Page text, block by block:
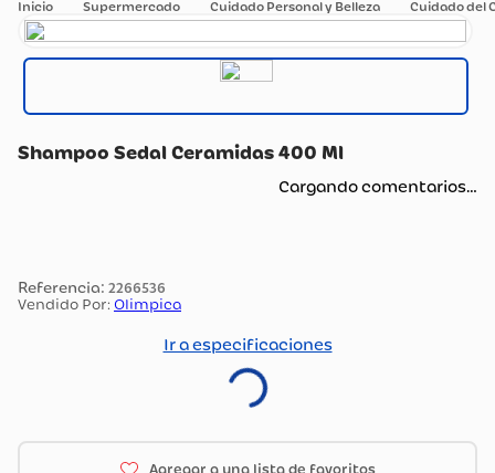
Supermercado Cuidado Personal y Belleza Cuidado del
Shampoo Sedal Ceramidas 400 Ml
Cargando comentarios…
: 2266536
Vendido Por: Olimpica
Ir a especificaciones